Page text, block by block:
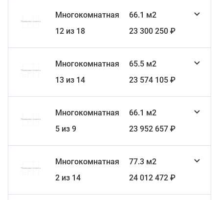
Многокомнатная
66.1 м2
12 из 18
23 300 250 ₽
Многокомнатная
65.5 м2
13 из 14
23 574 105 ₽
Многокомнатная
66.1 м2
5 из 9
23 952 657 ₽
Многокомнатная
77.3 м2
2 из 14
24 012 472 ₽